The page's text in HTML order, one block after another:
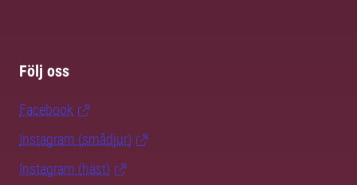
Följ oss
Facebook
Instagram (smådjur)
Instagram (häst)